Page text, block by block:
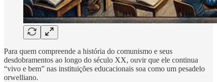
Para quem compreende a história do comunismo e seus
desdobramentos ao longo do século XX, ouvir que ele continua
“vivo e bem” nas instituições educacionais soa como um pesadelo
orwelliano.